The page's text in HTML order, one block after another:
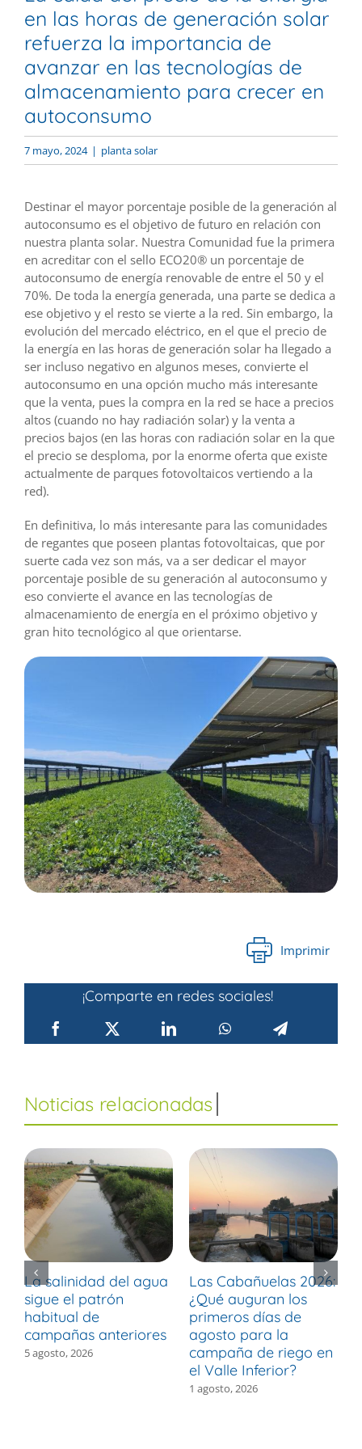
en las horas de generación solar
refuerza la importancia de
avanzar en las tecnologías de
almacenamiento para crecer en
autoconsumo
7 mayo, 2024 | planta solar
Destinar el mayor porcentaje posible de la generación al
autoconsumo es el objetivo de futuro en relación con
nuestra planta solar. Nuestra Comunidad fue la primera
en acreditar con el sello ECO20® un porcentaje de
autoconsumo de energía renovable de entre el 50 y el
70%. De toda la energía generada, una parte se dedica a
ese objetivo y el resto se vierte a la red. Sin embargo, la
evolución del mercado eléctrico, en el que el precio de
la energía en las horas de generación solar ha llegado a
ser incluso negativo en algunos meses, convierte el
autoconsumo en una opción mucho más interesante
que la venta, pues la compra en la red se hace a precios
altos (cuando no hay radiación solar) y la venta a
precios bajos (en las horas con radiación solar en la que
el precio se desploma, por la enorme oferta que existe
actualmente de parques fotovoltaicos vertiendo a la
red).
En definitiva, lo más interesante para las comunidades
de regantes que poseen plantas fotovoltaicas, que por
suerte cada vez son más, va a ser dedicar el mayor
porcentaje posible de su generación al autoconsumo y
eso convierte el avance en las tecnologías de
almacenamiento de energía en el próximo objetivo y
gran hito tecnológico al que orientarse.
Imprimir
¡Comparte en redes sociales!
La salinidad del agua
sigue el patrón
habitual de
campañas anteriores
5 agosto, 2026
Las Cabañuelas 2026:
¿Qué auguran los
primeros días de
agosto para la
campaña de riego en
el Valle Inferior?
1 agosto, 2026